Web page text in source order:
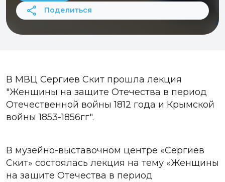
Поделиться
В МВЦ Сергиев Скит прошла лекция
"Женщины на защите Отечества в период
Отечественной войны 1812 года и Крымской
войны 1853-1856гг".
В музейно-выставочном центре «Сергиев
Скит» состоялась лекция на тему «Женщины
на защите Отечества в период